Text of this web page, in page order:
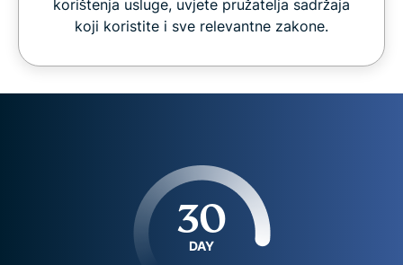
korištenja usluge, uvjete pružatelja sadržaja
koji koristite i sve relevantne zakone.
30
DAY